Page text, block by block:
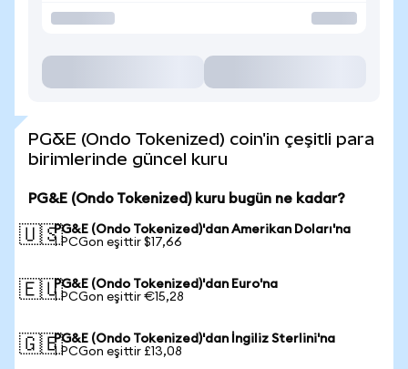
PG&E (Ondo Tokenized) coin'in çeşitli para
birimlerinde güncel kuru
PG&E (Ondo Tokenized) kuru bugün ne kadar?
🇺🇸PG&E (Ondo Tokenized)'dan Amerikan Doları'na
1 PCGon eşittir $17,66
🇪🇺PG&E (Ondo Tokenized)'dan Euro'na
1 PCGon eşittir €15,28
🇬🇧PG&E (Ondo Tokenized)'dan İngiliz Sterlini'na
1 PCGon eşittir £13,08